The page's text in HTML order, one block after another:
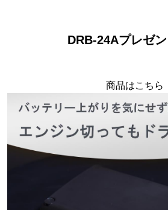
DRB-24Aプレゼ
商品はこちら